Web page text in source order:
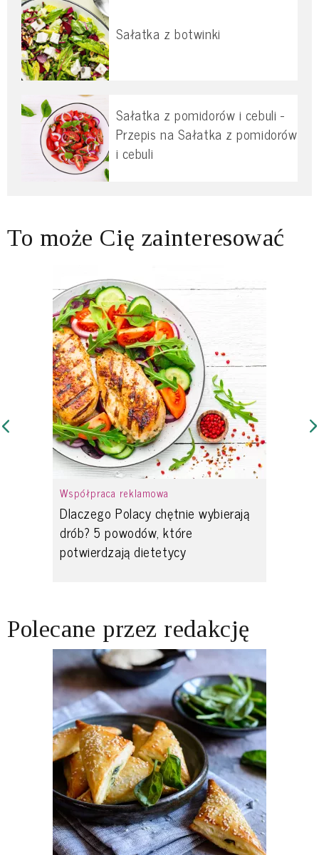
Sałatka z botwinki
Sałatka z pomidorów i cebuli -
Przepis na Sałatka z pomidorów
i cebuli
To może Cię zainteresować
Współpraca reklamowa
Dlaczego Polacy chętnie wybierają
drób? 5 powodów, które
potwierdzają dietetycy
Polecane przez redakcję